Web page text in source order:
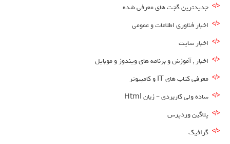
جدیدترین گجت های معرفی شده
اخبار فناوری اطلاعات و عمومی
اخبار سایت
اخبار , آموزش و برنامه های ویندوز و موبایل
معرفی کتاب های IT و کامپیوتر
ساده ولی کاربردی – زبان Html
پلاگین وردپرس
گرافیک